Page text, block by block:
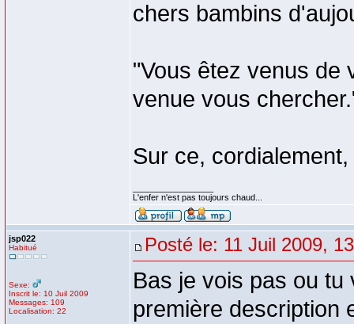
chers bambins
"Vous êtez venus de
venue vous
Sur ce,
L'enfer n'est pas toujours chaud...
jsp022
Habitué
Sexe:
Inscrit le: 10 Juil 2009
Messages: 109
Localisation: 22
Posté le: 11 Juil 2009,
Bas je vois pas ou
première description